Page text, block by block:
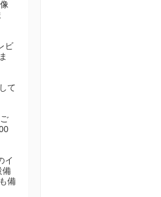
ビ
て
イ
備
備